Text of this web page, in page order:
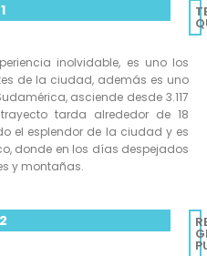
1
inolvidable, es uno los
de la ciudad, además es uno
asciende desde 3.117
tarda alrededor de 18
el esplendor de la ciudad y es
donde en los días despejados
y montañas.
2